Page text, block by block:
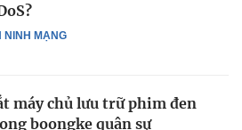
NINH MẠNG
máy chủ lưu trữ phim đen
boongke quân sự